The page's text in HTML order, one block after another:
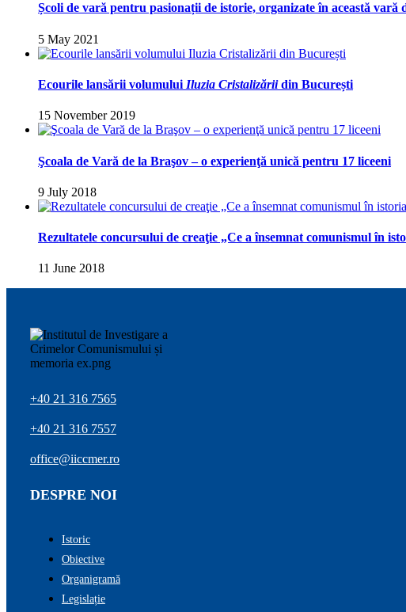
Școli de vară pentru pasionații de istorie, organizate în această
5 May 2021
Ecourile lansării volumului Iluzia Cristalizăriidin București
15 November 2019
Şcoala de Vară de la Braşov – o experienţă unică pentru 17 liceeni
9 July 2018
Rezultatele concursului de creaţie „Ce a însemnat comunismul în
11 June 2018
+40 21 316 7565
+40 21 316 7557
office@iiccmer.ro
DESPRE NOI
Istoric
Obiective
Organigramă
Legislație